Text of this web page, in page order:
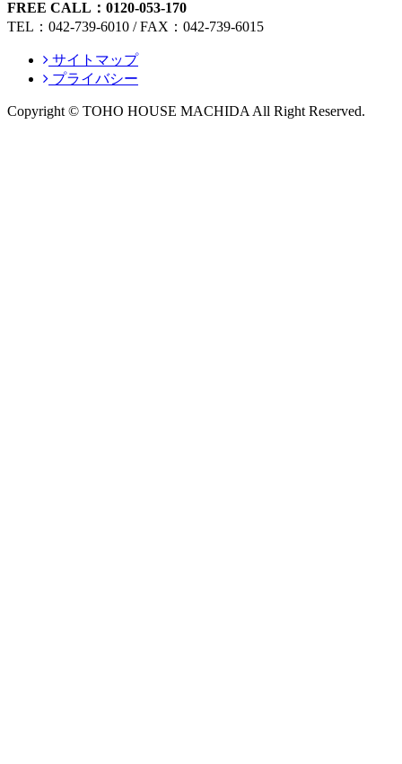
FREE CALL：0120-053-170
TEL：042-739-6010 / FAX：042-739-6015
サイトマップ
プライバシー
Copyright © TOHO HOUSE MACHIDA All Right Reserved.